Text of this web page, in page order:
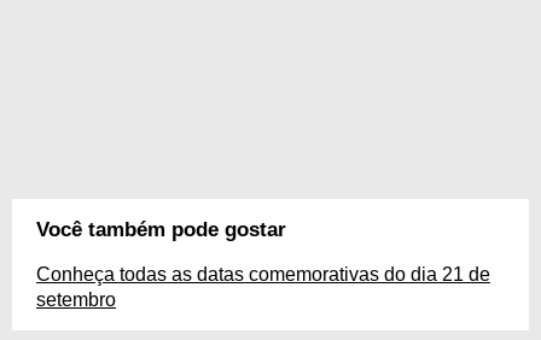
Você também pode gostar
Conheça todas as datas comemorativas do dia 21 de
setembro